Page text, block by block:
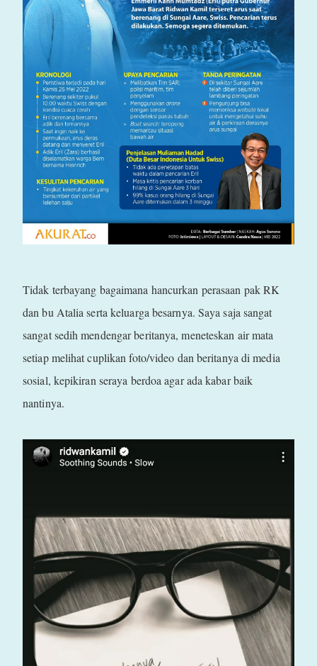
Tidak terbayang bagaimana hancurkan perasaan pak RK
dan bu Atalia serta keluarga besarnya. Saya saja sangat
sangat sedih mendengar beritanya, meneteskan air mata
setiap melihat cuplikan foto/video dan beritanya di media
sosial, kepikiran seraya berdoa agar ada kabar baik
nantinya.